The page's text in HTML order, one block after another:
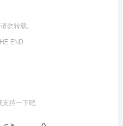
勿转载。
END
支持一下吧